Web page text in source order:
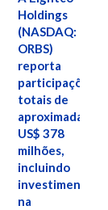
Holdings
(NASDAQ:
ORBS)
reporta
participações
totais de
US$ 378
milhões,
incluindo
investimentos
na